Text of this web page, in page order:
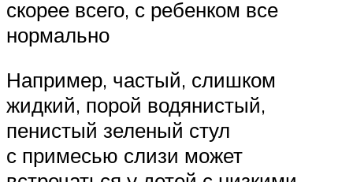
скорее всего, с ребенком все
нормально
Например, частый, слишком
жидкий, порой водянистый,
пенистый зеленый стул
с примесью слизи может